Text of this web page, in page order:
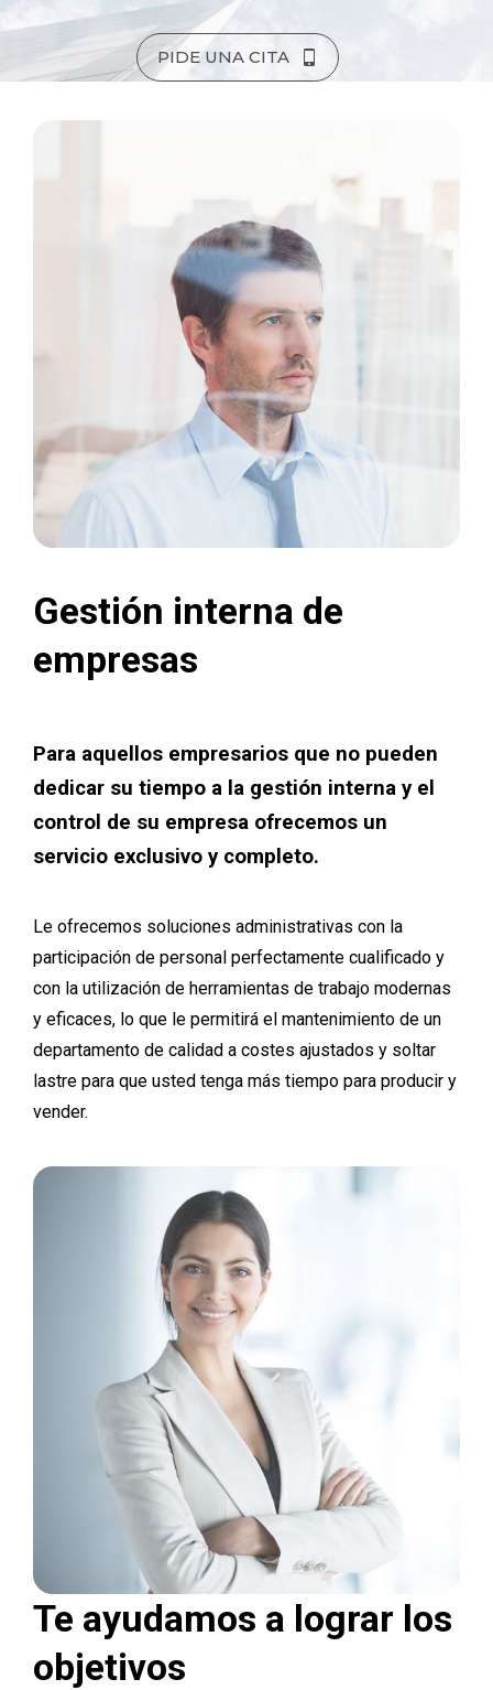
PIDE UNA CITA
Gestión interna de
empresas
Para aquellos empresarios que no pueden
dedicar su tiempo a la gestión interna y el
control de su empresa ofrecemos un
servicio exclusivo y completo.
Le ofrecemos soluciones administrativas con la
participación de personal perfectamente cualificado y
con la utilización de herramientas de trabajo modernas
y eficaces, lo que le permitirá el mantenimiento de un
departamento de calidad a costes ajustados y soltar
lastre para que usted tenga más tiempo para producir y
vender.
Te ayudamos a lograr los
objetivos